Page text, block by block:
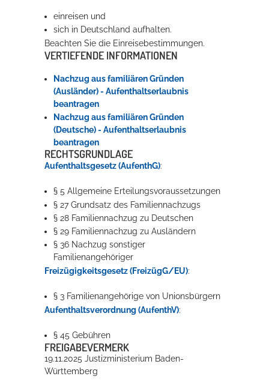
einreisen und
sich in Deutschland aufhalten.
Beachten Sie die Einreisebestimmungen.
VERTIEFENDE INFORMATIONEN
Nachzug aus familiären Gründen
(Ausländer) - Aufenthaltserlaubnis
beantragen
Nachzug aus familiären Gründen
(Deutsche) - Aufenthaltserlaubnis
beantragen
RECHTSGRUNDLAGE
Aufenthaltsgesetz (AufenthG):
§ 5 Allgemeine Erteilungsvoraussetzungen
§ 27 Grundsatz des Familiennachzugs
§ 28 Familiennachzug zu Deutschen
§ 29 Familiennachzug zu Ausländern
§ 36 Nachzug sonstiger
Familienangehöriger
Freizügigkeitsgesetz (FreizügG/EU):
§ 3 Familienangehörige von Unionsbürgern
Aufenthaltsverordnung (AufenthV):
§ 45Gebühren
FREIGABEVERMERK
19.11.2025 Justizministerium Baden-
Württemberg